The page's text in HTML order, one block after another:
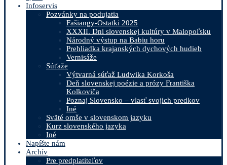
Infoservis
Pozvánky na podujatia
Fašiangy-Ostatki 2025
XXXII. Dni slovenskej kultúry v Malopoľsku
Národný výstup na Babiu horu
Prehliadka krajanských dychových hudieb
Vernisáže
Súťaže
Výtvarná súťaž Ludwika Korkoša
Deň slovenskej poézie a prózy Františka
Kolkoviča
Poznaj Slovensko – vlasť svojich predkov
Iné
Sväté omše v slovenskom jazyku
Kurz slovenského jazyka
Iné
Napíšte nám
Archív
Pre predplatiteľov